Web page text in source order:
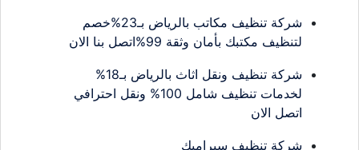
شركة تنظيف مكاتب بالرياض بـ23%خصم
لتنظيف مكتبك بأمان وثقة 99%اتصل بنا الان
شركة تنظيف ونقل اثاث بالرياض بـ18%
لخدمات تنظيف شامل 100% ونقل احترافي
اتصل الان
شركة تنظيف سيراميك